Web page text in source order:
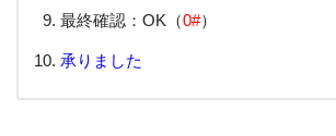
最終確認：OK（0#）
承りました